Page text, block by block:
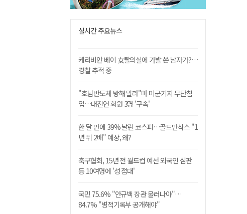
실시간 주요뉴스
케리비안 베이 女탈의실에 가발 쓴 남자가?…
경찰 추적 중
"호남반도체 방해 말라"며 미군기지 무단침
입…대진연 회원 3명 '구속'
한 달 만에 39% 날린 코스피…골드만삭스 "1
년 뒤 2배" 예상, 왜?
축구협회, 15년 전 월드컵 예선 외국인 심판
등 10여명에 '성 접대'
국민 75.6% "안규백 장관 물러나야"…
84.7% "병적기록부 공개해야"